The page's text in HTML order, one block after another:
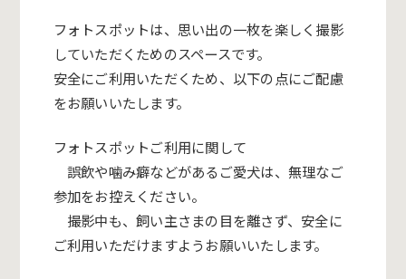
フォトスポットは、思い出の一枚を楽しく撮影
していただくためのスペースです。
安全にご利用いただくため、以下の点にご配慮
をお願いいたします。
フォトスポットご利用に関して
誤飲や噛み癖などがあるご愛犬は、無理なご
参加をお控えください。
撮影中も、飼い主さまの目を離さず、安全に
ご利用いただけますようお願いいたします。